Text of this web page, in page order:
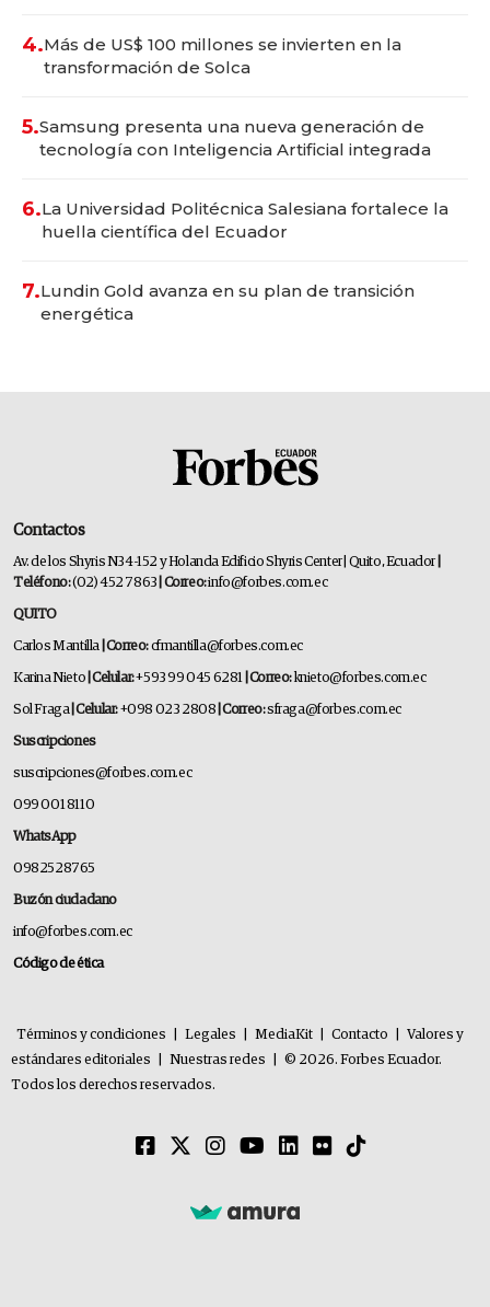
4.Más de US$ 100 millones se invierten en la
transformación de Solca
5.Samsung presenta una nueva generación de
tecnología con Inteligencia Artificial integrada
6.La Universidad Politécnica Salesiana fortalece la
huella científica del Ecuador
7.Lundin Gold avanza en su plan de transición
energética
Contactos
Av. de los Shyris N34-152 y Holanda Edificio Shyris Center | Quito, Ecuador
Teléfono:(02) 452 7863 | Correo:info@forbes.com.ec
QUITO
Carlos Mantilla | Correo:cfmantilla@forbes.com.ec
Karina Nieto | Celular:+593 99 045 6281 | Correo: knieto@forbes.com.ec
Sol Fraga | Celular:+098 023 2808 | Correo:sfraga@forbes.com.ec
Suscripciones
suscripciones@forbes.com.ec
099 001 8110
WhatsApp
0982528765
Buzón ciudadano
info@forbes.com.ec
Código de ética
Términos y condiciones Legales MediaKit Contacto
Valores y
estándares editoriales
Nuestras redes
© 2026. Forbes Ecuador.
Todos los derechos reservados.